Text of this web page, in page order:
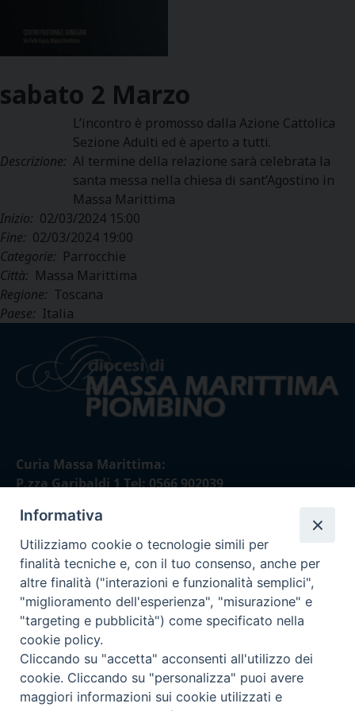
sabato 2 Marzo
Descrizione:
L’incontro è promosso dalla Azione Cattolica
Sezione Adulti ed è aperto a tutti.
Al termine della relazione sarà celebrata la
santa messa nella chiesa di sant’Agostino in
Massa Marittima
Inizio: 02/03/2024 15:00
Fine: 02/03/2024 19:00
Categorie: Parrocchie
Città: Massa Marittima
Regione: Toscana
Paese: Italia
Curia Massa Marittima:
P.zza Garibaldi 1 Tel: 0566 902039
Curia Piombino:
Via Don Minzoni,58/A Tel e Fax: 0565 32036
E-mail:
curia@diocesimassamarittima.it
Informativa
Utilizziamo cookie o tecnologie simili per
finalità tecniche e, con il tuo consenso, anche per
altre finalità ("interazioni e funzionalità semplici",
"miglioramento dell'esperienza", "misurazione" e
"targeting e pubblicità") come specificato nella
cookie policy.
Cliccando su "accetta" acconsenti all'utilizzo dei
cookie. Cliccando su "personalizza" puoi avere
maggiori informazioni sui cookie utilizzati e